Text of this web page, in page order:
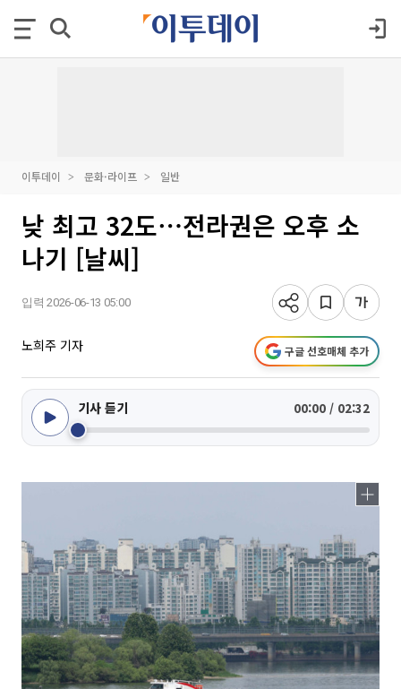
이투데이 문화·라이프 일반
낮 최고 32도⋯전라권은 오후 소
나기 [날씨]
입력 2026-06-13 05:00
노희주 기자 구글 선호매체 추가
기사 듣기 00:00 / 02:32